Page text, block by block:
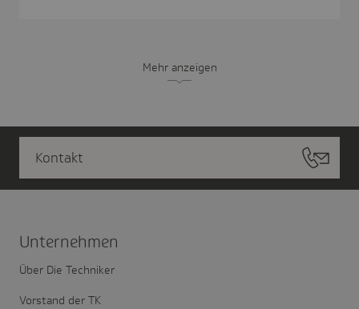
Mehr anzeigen
Kontakt
Unter­nehmen
Über Die Techniker
Vorstand der TK